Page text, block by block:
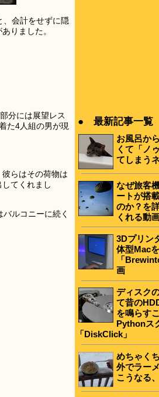
、会計をせずに隠
りました。
分には展望レス
た4人組の男が現
らはその荷物は
てくれまし
ルコニーに続く
● 最新記事一覧
お風呂か
くて「ノ
てしまう
なぜ旅客
ートが搭
のか？を
くれる動
3Dプリン
体型Mac
「
画
ディスク
て昔の
を鳴らす
Pythonス
「DiskClick」
めちゃく
外でラー
こうなる